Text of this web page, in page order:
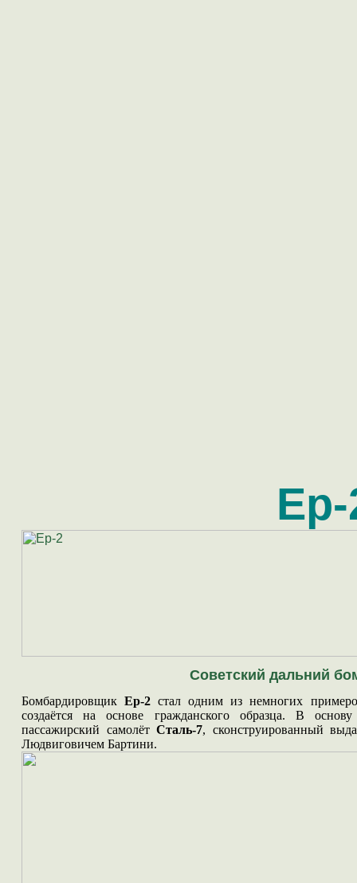
Ер-
Советский дальний
БомбардировщикЕр-2 стал одним из немногих
создаётся на основе гражданского образца. В
пассажирский самолётСталь-7, сконструированный
Людвиговичем Бартини.